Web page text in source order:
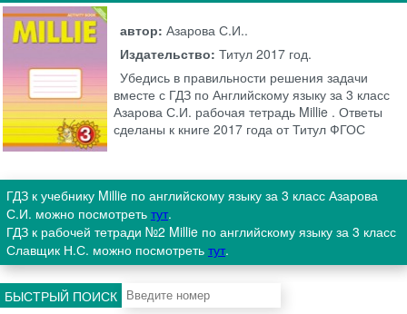
автор:Азарова С.И..
Издательство:Титул 2017 год.
Убедись в правильности решения задачи
вместе с ГДЗ по Английскому языку за 3 класс
Азарова С.И. рабочая тетрадь Millie . Ответы
сделаны к книге 2017 года от Титул ФГОС
ГДЗ к учебнику Millie по английскому языку за 3 класс Азарова
С.И. можно посмотреть тут.
ГДЗ к рабочей тетради №2 Millie по английскому языку за 3 класс
Славщик Н.С. можно посмотреть тут.
БЫСТРЫЙ ПОИСК